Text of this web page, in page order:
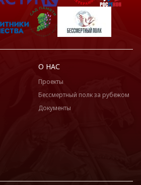
О НАС
Проекты
Бессмертный полк за рубежом
Документы